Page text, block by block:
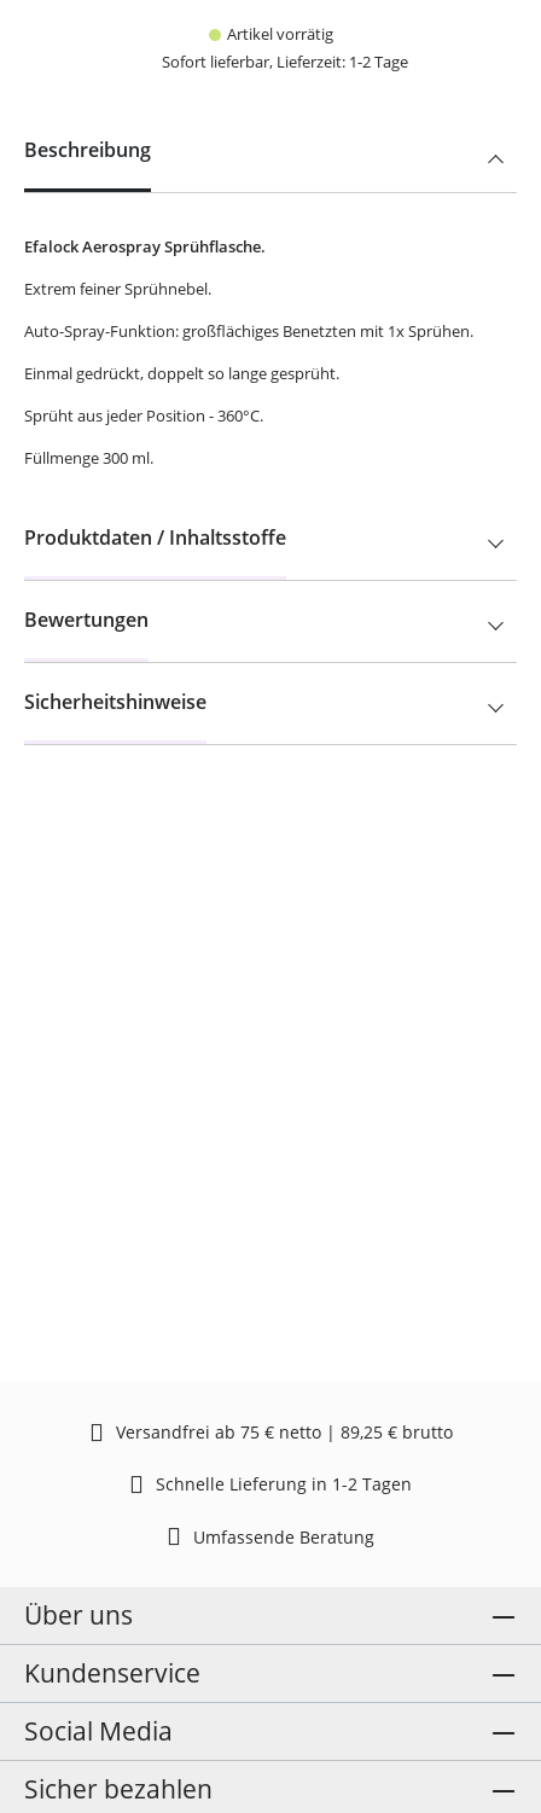
Artikel vorrätig
Sofort lieferbar, Lieferzeit: 1-2 Tage
Beschreibung
Efalock Aerospray Sprühflasche.
Extrem feiner Sprühnebel.
Auto-Spray-Funktion: großflächiges Benetzten mit 1x Sprühen.
Einmal gedrückt, doppelt so lange gesprüht.
Sprüht aus jeder Position - 360°C.
Füllmenge 300 ml.
Produktdaten / Inhaltsstoffe
Bewertungen
Sicherheitshinweise
Versandfrei ab 75 € netto | 89,25 € brutto
Schnelle Lieferung in 1-2 Tagen
Umfassende Beratung
Über uns
Kundenservice
Social Media
Sicher bezahlen